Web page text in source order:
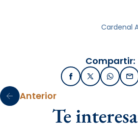
Cardenal
Compartir:
FacebookX / Twitter
Anterior
Te